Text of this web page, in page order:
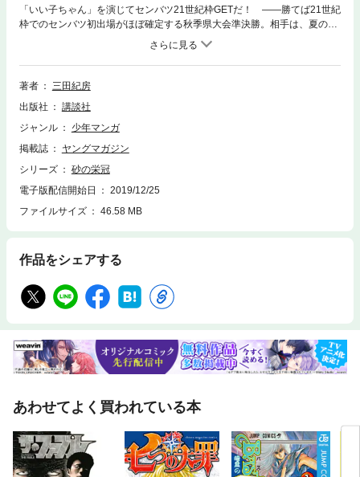
「いい子ちゃん」を演じてセンバツ21世紀枠GETだ！ ――勝てば21世紀
枠でのセンバツ初出場がほぼ確定する秋季県大会準決勝。相手は、夏の予
選決勝で敗れた強豪私立・浦和秀学（うらわしゅうがく）だ。樫野（かし
の）は1回表に首尾よく1点を先制したが、ドライチ確実のエース・榎戸
（えのきど）と4番・郷原（ごうはら）はケタ外れの選手！ 「おおきく
猫かぶって作戦」発動だ!! 巻末企画「甲子園研究所～極細眉毛編～」付
著者
三田紀房
出版社
講談社
ジャンル
少年マンガ
掲載誌
ヤングマガジン
シリーズ
砂の栄冠
電子版配信開始日
2019/12/25
ファイルサイズ
46.58 MB
作品をシェアする
あわせてよく買われている本